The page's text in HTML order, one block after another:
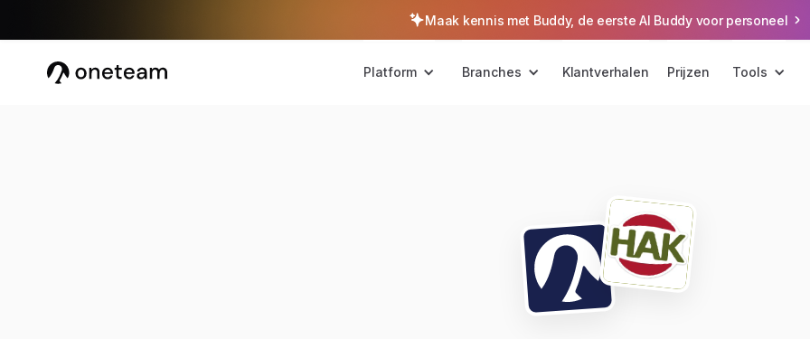
Maak kennis met Buddy, de eerste AI Buddy voor personeel
Platform Branches Klantverhalen Prijzen Tools